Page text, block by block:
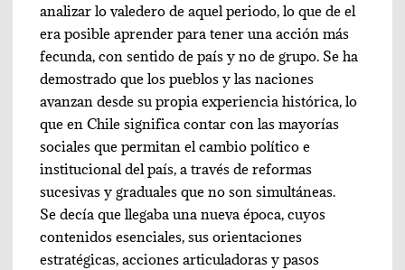
analizar lo valedero de aquel periodo, lo que de el
era posible aprender para tener una acción más
fecunda, con sentido de país y no de grupo. Se ha
demostrado que los pueblos y las naciones
avanzan desde su propia experiencia histórica, lo
que en Chile significa contar con las mayorías
sociales que permitan el cambio político e
institucional del país, a través de reformas
sucesivas y graduales que no son simultáneas.
Se decía que llegaba una nueva época, cuyos
contenidos esenciales, sus orientaciones
estratégicas, acciones articuladoras y pasos